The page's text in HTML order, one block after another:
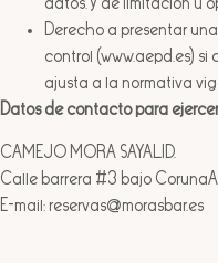
datos, y de limitación u
Derecho a presentar
control (www.aepd.es)
ajusta a la normativa
Datos de contacto para
CAMEJO MORA SAYALID.
Calle barrera #3 bajo CoruñaA
E-mail: reservas@morasbar.es